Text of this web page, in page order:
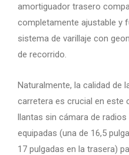
amortiguador trasero
completamente ajustable y
sistema de varillaje con
de recorrido.
Naturalmente, la calidad de
carretera es crucial en este
llantas sin cámara de
equipadas (una de 16,5
17 pulgadas en la trasera)